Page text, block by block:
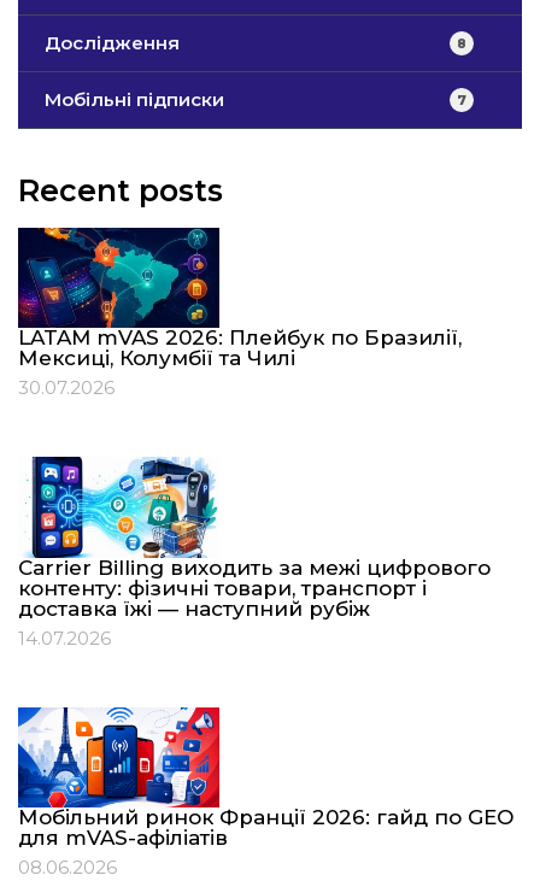
Дослідження 8
Мобільні підписки 7
Recent posts
LATAM mVAS 2026: Плейбук по Бразилії,
Мексиці, Колумбії та Чилі
30.07.2026
Carrier Billing виходить за межі цифрового
контенту: фізичні товари, транспорт і
доставка їжі — наступний рубіж
14.07.2026
Мобільний ринок Франції 2026: гайд по GEO
для mVAS-афіліатів
08.06.2026